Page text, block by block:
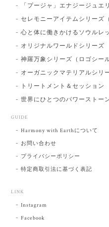
「プージャ」エナジージュエ
セレモニーアイテムシリーズ
心と体に働きかけるソウルレ
オリジナルワールドシリーズ
神羅万象シリーズ（ロゴシー
オーガニックマテリアルシリ
トリートメント＆セッション
世界にひとつのパワーストー
GUIDE
Harmony with Earthについて
お問い合わせ
プライバシーポリシー
特定商取引法に基づく表記
LINK
Instagram
Facebook